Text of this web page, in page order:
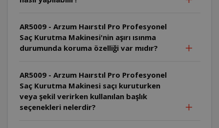
AR5009 - Arzum Haırstıl Pro Profesyonel
Saç Kurutma Makinesi'nin aşırı ısınma
durumunda koruma özelliği var mıdır?
AR5009 - Arzum Haırstıl Pro Profesyonel
Saç Kurutma Makinesi saçı kuruturken
veya şekil verirken kullanılan başlık
seçenekleri nelerdir?